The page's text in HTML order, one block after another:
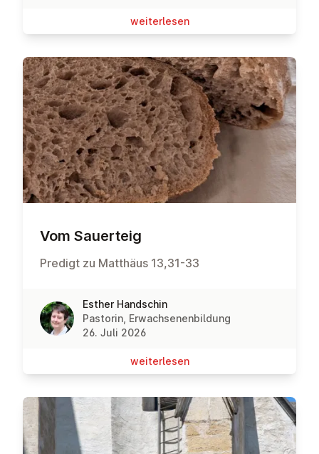
wei­ter­le­sen
Vom Sauerteig
Predigt zu Matthäus 13,31-33
Esther Handschin
Pastorin, Erwachsenenbildung
26. Juli 2026
wei­ter­le­sen